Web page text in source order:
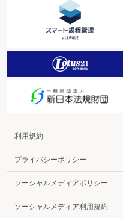
利用規約
プライバシーポリシー
ソーシャルメディアポリシー
ソーシャルメディア利用規約